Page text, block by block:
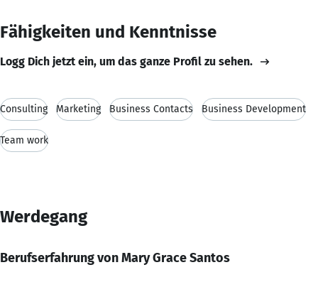
Fähigkeiten und Kenntnisse
Logg Dich jetzt ein, um das ganze Profil zu sehen.
Consulting Marketing Business Contacts Business Development
Team work
Werdegang
Berufserfahrung von Mary Grace Santos